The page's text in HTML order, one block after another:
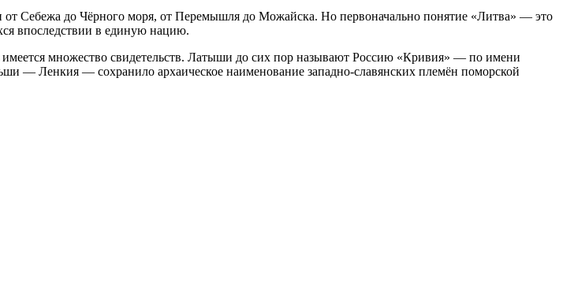
Себежа до Чёрного моря, от Перемышля до Можайска. Но первоначально понятие «Литва» — это
впоследствии в единую нацию.
имеется множество свидетельств. Латыши до сих пор называют Россию «Кривия» — по имени
— Ленкия — сохранило архаическое наименование западно-славянских племён поморской